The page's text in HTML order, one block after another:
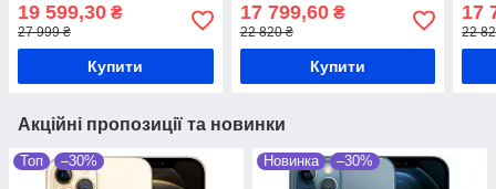
19 599,30 ₴
27 999 ₴
Купити
17 799,60₴
22 820 ₴
Купити
17
22
Акційні пропозиції та новинки
Топ –30% Новинка –30%